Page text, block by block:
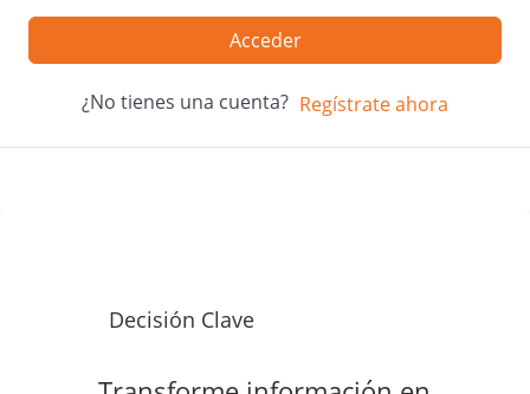
Acceder
¿No tienes una cuenta? Regístrate ahora
Decisión Clave